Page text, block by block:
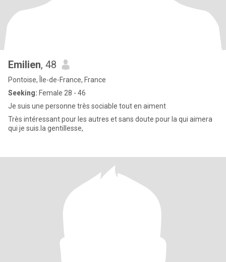
Emilien, 48
Pontoise, Île-de-France, France
Seeking: Female 28 - 46
Je suis une personne très sociable tout en aiment
Très intéressant pour les autres et sans doute pour la qui aimera
qui je suis.la gentillesse,